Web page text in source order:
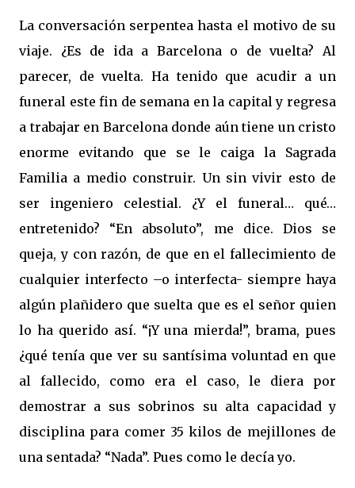
La conversación serpentea hasta el motivo de su
viaje. ¿Es de ida a Barcelona o de vuelta? Al
parecer, de vuelta. Ha tenido que acudir a un
funeral este fin de semana en la capital y regresa
a trabajar en Barcelona donde aún tiene un cristo
enorme evitando que se le caiga la Sagrada
Familia a medio construir. Un sin vivir esto de
ser ingeniero celestial. ¿Y el funeral… qué…
entretenido? “En absoluto”, me dice. Dios se
queja, y con razón, de que en el fallecimiento de
cualquier interfecto –o interfecta- siempre haya
algún plañidero que suelta que es el señor quien
lo ha querido así. “¡Y una mierda!”, brama, pues
¿qué tenía que ver su santísima voluntad en que
al fallecido, como era el caso, le diera por
demostrar a sus sobrinos su alta capacidad y
disciplina para comer 35 kilos de mejillones de
una sentada? “Nada”. Pues como le decía yo.